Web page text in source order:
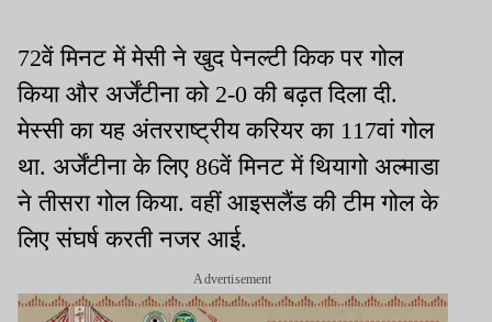
72वें मिनट में मेसी ने खुद पेनल्टी किक पर गोल
किया और अर्जेंटीना को 2-0 की बढ़त दिला दी.
मेस्सी का यह अंतरराष्ट्रीय करियर का 117वां गोल
था. अर्जेंटीना के लिए 86वें मिनट में थियागो अल्माडा
ने तीसरा गोल किया. वहीं आइसलैंड की टीम गोल के
लिए संघर्ष करती नजर आई.
Advertisement